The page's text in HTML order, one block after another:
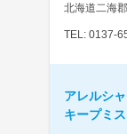
北海道二海
TEL: 0137-
アレルシ
キープミ